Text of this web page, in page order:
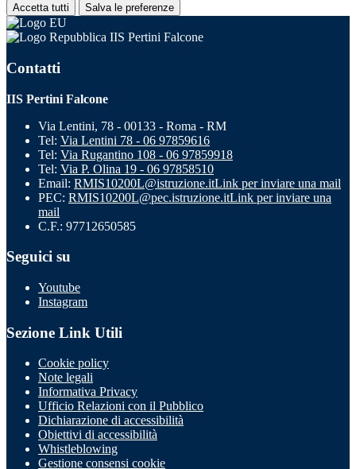
Accetta tutti Salva le preferenze
IIS Pertini Falcone
Contatti
IIS Pertini Falcone
Via Lentini, 78 - 00133 - Roma - RM
Tel: Via Lentini 78 - 06 97859616
Tel: Via Rugantino 108 - 06 97859918
Tel: Via P. Olina 19 - 06 97858510
Email: RMIS10200L@istruzione.itLink per inviare una mail
PEC: RMIS10200L@pec.istruzione.itLink per inviare una
mail
C.F.: 97712650585
Seguici su
Youtube
Instagram
Sezione Link Utili
Cookie policy
Note legali
Informativa Privacy
Ufficio Relazioni con il Pubblico
Dichiarazione di accessibilità
Obiettivi di accessibilità
Whistleblowing
Gestione consensi cookie